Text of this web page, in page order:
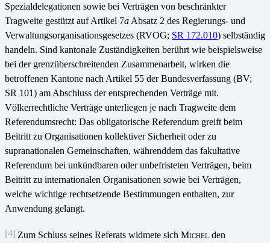
Spezialdelegationen sowie bei Verträgen von beschränkter
Tragweite gestützt auf Artikel 7a Absatz 2 des Regierungs- und
Verwaltungsorganisationsgesetzes (RVOG; SR 172.010) selbständig
handeln. Sind kantonale Zuständigkeiten berührt wie beispielsweise
bei der grenzüberschreitenden Zusammenarbeit, wirken die
betroffenen Kantone nach Artikel 55 der Bundesverfassung (BV;
SR 101) am Abschluss der entsprechenden Verträge mit.
Völkerrechtliche Verträge unterliegen je nach Tragweite dem
Referendumsrecht: Das obligatorische Referendum greift beim
Beitritt zu Organisationen kollektiver Sicherheit oder zu
supranationalen Gemeinschaften, währenddem das fakultative
Referendum bei unkündbaren oder unbefristeten Verträgen, beim
Beitritt zu internationalen Organisationen sowie bei Verträgen,
welche wichtige rechtsetzende Bestimmungen enthalten, zur
Anwendung gelangt.
[4] Zum Schluss seines Referats widmete sich Michel den